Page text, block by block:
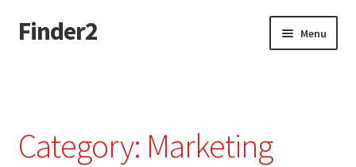
Skip
to
Skip
to
Finder2 Menu
Category: Marketing